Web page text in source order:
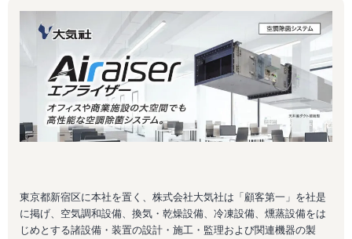
東京都新宿区に本社を置く、株式会社大気社は「顧客第一」を社是
に掲げ、空気調和設備、換気・乾燥設備、冷凍設備、燻蒸設備をは
じめとする諸設備・装置の設計・施工・監理および関連機器の製